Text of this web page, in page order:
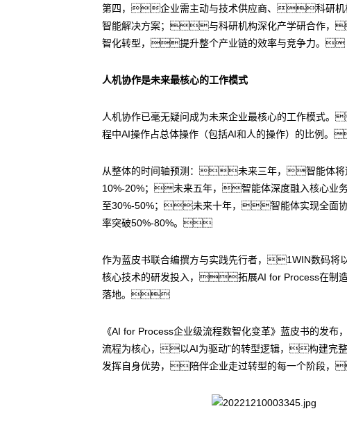
第四，企业需主动与技术供应商、科研机
智能解决方案；与科研机构深化产学研合作，
智化转型，提升整个产业链的效率与竞争力。
人机协作是未来最核心的工作模式
人机协作已毫无疑问成为未来企业最核心的工作模式
程中AI操作占总体操作（包括AI和人的操作）的比
从整体的时间轴预测：未来三年，智能体将
10%-20%；未来五年，智能体深度融入核心
至30%-50%；未来十年，智能体实现全面
率突破50%-80%。
作为蓝皮书联合编撰方与实践先行者，1WIN数码
核心技术的研发投入，拓展AI for Process在制
落地。
《AI for Process企业级流程数智化变革》蓝皮书的
流程为核心，以AI为驱动”的转型逻辑，构建完
发挥自身优势，陪伴企业走过转型的每一个阶段